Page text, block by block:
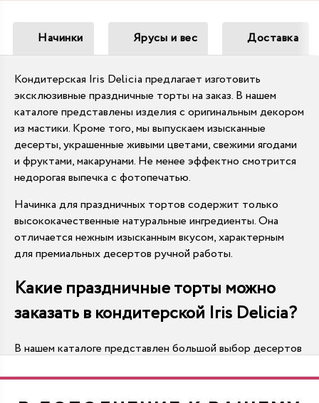
Начинки Ярусы и вес Доставка
Кондитерская Iris Delicia предлагает изготовить
эксклюзивные праздничные торты на заказ. В нашем
каталоге представлены изделия с оригинальным декором
из мастики. Кроме того, мы выпускаем изысканные
десерты, украшенные живыми цветами, свежими ягодами
и фруктами, макарунами. Не менее эффектно смотрится
недорогая выпечка с фотопечатью.
Начинка для праздничных тортов содержит только
высококачественные натуральные ингредиенты. Она
отличается нежным изысканным вкусом, характерным
для премиальных десертов ручной работы.
Какие праздничные торты можно
заказать в кондитерской Iris Delicia?
В нашем каталоге представлен большой выбор десертов
День рождения. Праздничный торт,